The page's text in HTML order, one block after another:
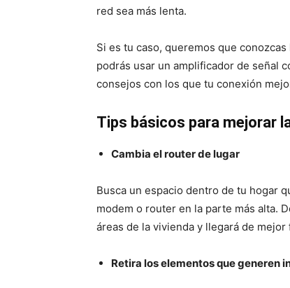
red sea más lenta.
Si es tu caso, queremos que
podrás usar un amplificador de señal
consejos con los que tu conexión
Tips básicos para mejorar
Cambia el router de lugar
Busca un espacio dentro de tu hogar
modem o router en la parte más alta.
áreas de la vivienda y llegará de
Retira los elementos que generen